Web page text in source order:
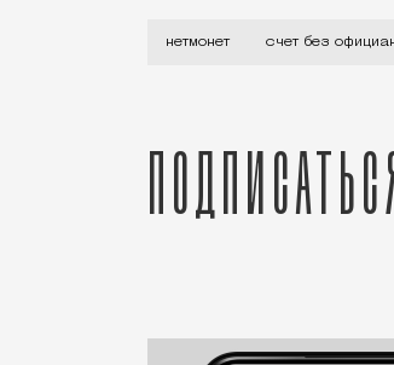
Знаете это чувство
нетмонет счет без
Рестораны и бары